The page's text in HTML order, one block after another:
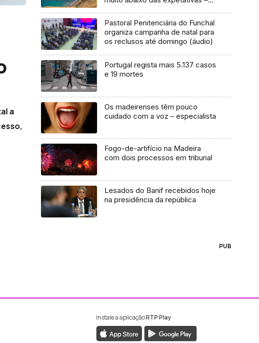
a
Pastoral Penitenciária do Funchal
organiza campanha de natal para
os reclusos até domingo (áudio)
Portugal regista mais 5.137 casos
e 19 mortes
Os madeirenses têm pouco
cuidado com a voz – especialista
Fogo-de-artifício na Madeira
com dois processos em tribunal
Lesados do Banif recebidos hoje
na presidência da república
PUB
Facebook da RTP Madeira
ao Instagram da RTP Madeira
Instale a aplicaçãoRTP Play